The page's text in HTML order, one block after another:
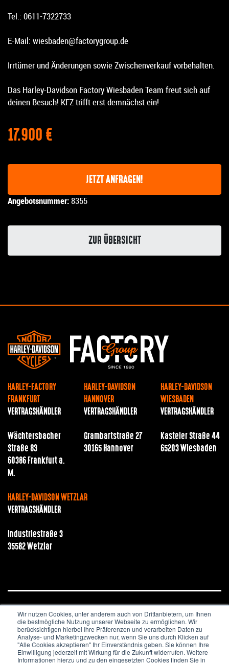
Wir nutzen Cookies, unter anderem auch von Drittanbietern, um Ihnen
die bestmögliche Nutzung unserer Webseite zu ermöglichen. Wir
berücksichtigen hierbei Ihre Präferenzen und verarbeiten Daten zu
Analyse- und Marketingzwecken nur, wenn Sie uns durch Klicken auf
"Alle Cookies akzeptieren" Ihr Einverständnis geben. Sie können Ihre
Einwilligung jederzeit mit Wirkung für die Zukunft widerrufen. Weitere
Informationen hierzu und zu den eingesetzten Cookies finden Sie in
Tel.: 0611-7322733
E-Mail: wiesbaden@factorygroup.de
Irrtümer und Änderungen sowie Zwischenverkauf vorbehalten.
Das Harley-Davidson Factory Wiesbaden Team freut sich auf
deinen Besuch! KFZ trifft erst demnächst ein!
17.900 €
JETZT ANFRAGEN!
Angebotsnummer:8355
ZUR ÜBERSICHT
HARLEY-FACTORY
FRANKFURT
VERTRAGSHÄNDLER
Wächtersbacher
Straße 83
60386 Frankfurt a.
M.
HARLEY-DAVIDSON
HANNOVER
VERTRAGSHÄNDLER
Grambartstraße 27
30165 Hannover
HARLEY-DAVIDSON
WIESBADEN
VERTRAGSHÄNDLER
Kasteler Straße 44
65203 Wiesbaden
HARLEY-DAVIDSON WETZLAR
VERTRAGSHÄNDLER
Industriestraße 3
35582 Wetzlar
JOBS & KARRIERE NEWSLETTER
IMPRESSUM
DATENSCHUTZ
Copyright © 2020. All Rights Reserved.